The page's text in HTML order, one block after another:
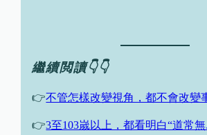
繼續閲讀👇👇
👉不管怎樣改變視角，都不會改變
👉3至103嵗以上，都看明白“道常